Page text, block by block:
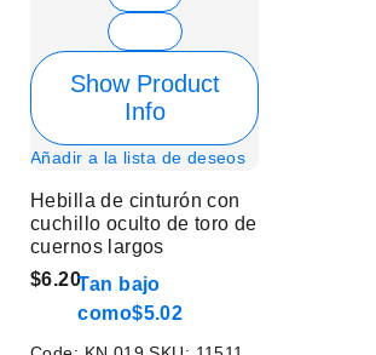
Show Product
Info
Añadir a la lista de deseos
Hebilla de cinturón con
cuchillo oculto de toro de
cuernos largos
$6.20Tan bajo
como$5.02